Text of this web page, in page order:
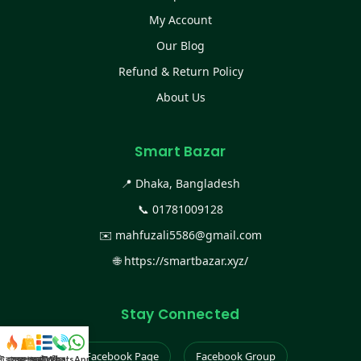
My Account
Our Blog
Refund & Return Policy
About Us
Smart Bazar
📍 Dhaka, Bangladesh
📞 01781009128
✉️ mahfuzali5586@gmail.com
🌐 https://smartbazar.xyz/
Stay Connected
Facebook Page Facebook Group